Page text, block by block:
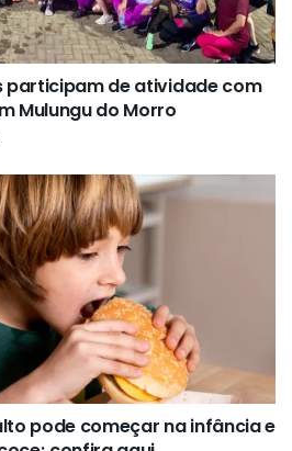
participam de atividade com
Mulungu do Morro
pode começar na infância e